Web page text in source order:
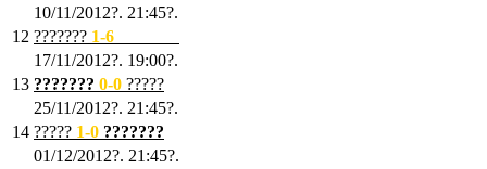
10/11/2012?. 21:45?.
12 ??????? 1-6
17/11/2012?. 19:00?.
13 ??????? 0-0 ?????
25/11/2012?. 21:45?.
14 ????? 1-0 ???????
01/12/2012?. 21:45?.